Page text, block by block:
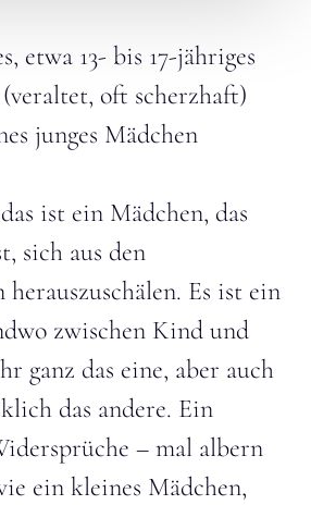
etwa 13- bis 17-jähriges
oft scherzhaft)
junges Mädchen
ist ein Mädchen, das
sich aus den
Es ist ein
zwischen Kind und
ganz das eine, aber auch
das andere. Ein
– mal albern
ein kleines Mädchen,